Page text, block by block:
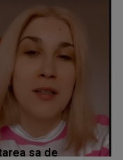
sa de